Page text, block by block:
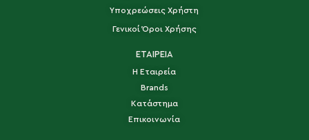
Υποχρεώσεις Χρήστη
Γενικοί Όροι Χρήσης
ΕΤΑΙΡΕΙΑ
Η Εταιρεία
Brands
Κατάστημα
Επικοινωνία